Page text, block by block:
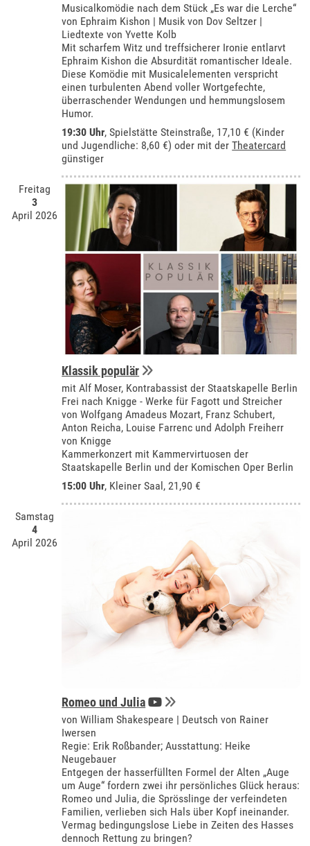
Musicalkomödie nach dem Stück „Es war die Lerche“
von Ephraim Kishon | Musik von Dov Seltzer |
Liedtexte von Yvette Kolb
Mit scharfem Witz und treffsicherer Ironie entlarvt
Ephraim Kishon die Absurdität romantischer Ideale.
Diese Komödie mit Musicalelementen verspricht
einen turbulenten Abend voller Wortgefechte,
überraschender Wendungen und hemmungslosem
Humor.
19:30 Uhr, Spielstätte Steinstraße, 17,10 € (Kinder
und Jugendliche: 8,60 €) oder mit derTheatercard
günstiger
Freitag
3
April 2026
Klassik populär
mit Alf Moser, Kontrabassist der Staatskapelle Berlin
Frei nach Knigge - Werke für Fagott und Streicher
von Wolfgang Amadeus Mozart, Franz Schubert,
Anton Reicha, Louise Farrenc und Adolph Freiherr
von Knigge
Kammerkonzert mit Kammervirtuosen der
Staatskapelle Berlin und der Komischen Oper Berlin
15:00 Uhr, Kleiner Saal, 21,90 €
Samstag
4
April 2026
Romeo und Julia
von William Shakespeare | Deutsch von Rainer
Iwersen
Regie: Erik Roßbander; Ausstattung: Heike
Neugebauer
Entgegen der hasserfüllten Formel der Alten „Auge
um Auge“ fordern zwei ihr persönliches Glück heraus:
Romeo und Julia, die Sprösslinge der verfeindeten
Familien, verlieben sich Hals über Kopf ineinander.
Vermag bedingungslose Liebe in Zeiten des Hasses
dennoch Rettung zu bringen?